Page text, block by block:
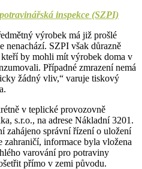
inspekce (SZPI)
výrobek má již prošlé
nenachází. SZPI však důrazně
by mohli mít výrobek doma v
Případné zmrazení nemá
žádný vliv,“ varuje tiskový
v teplické provozovně
s.r.o., na adrese Nákladní 3201.
zahájeno správní řízení o uložení
zahraničí, informace byla vložena
varování pro potraviny
přímo v zemi původu.